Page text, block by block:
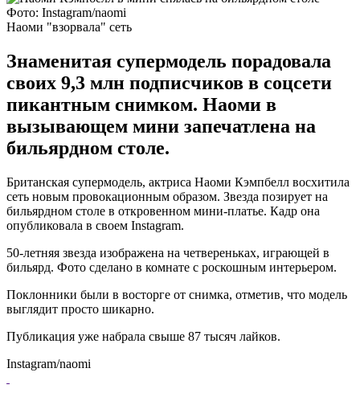
Фото: Instagram/naomi
Наоми "взорвала" сеть
Знаменитая супермодель порадовала
своих 9,3 млн подписчиков в соцсети
пикантным снимком. Наоми в
вызывающем мини запечатлена на
бильярдном столе.
Британская супермодель, актриса Наоми Кэмпбелл восхитила
сеть новым провокационным образом. Звезда позирует на
бильярдном столе в откровенном мини-платье. Кадр она
опубликовала в своем Instagram.
50-летняя звезда изображена на четвереньках, играющей в
бильярд. Фото сделано в комнате с роскошным интерьером.
Поклонники были в восторге от снимка, отметив, что модель
выглядит просто шикарно.
Публикация уже набрала свыше 87 тысяч лайков.
Instagram/naomi